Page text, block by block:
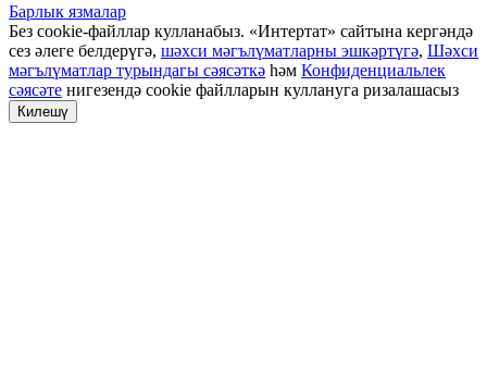
Барлык язмалар
Без cookie-файллар кулланабыз. «Интертат» сайтына кергәндә
сез әлеге белдерүгә, шәхси мәгълүматларны эшкәртүгә, Шәхси
мәгълүматлар турындагы сәясәткә һәм Конфиденциальлек
сәясәте нигезендә cookie файлларын куллануга ризалашасыз
Килешү